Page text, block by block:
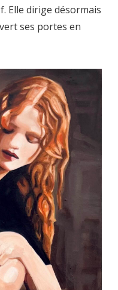
Elle dirige désormais
ses portes en